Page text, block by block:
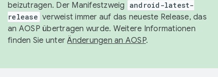
beizutragen. Der Manifestzweig
android-latest-
release verweist immer auf das neueste Release, das
an AOSP übertragen wurde. Weitere Informationen
finden Sie unterÄnderungen an AOSP.